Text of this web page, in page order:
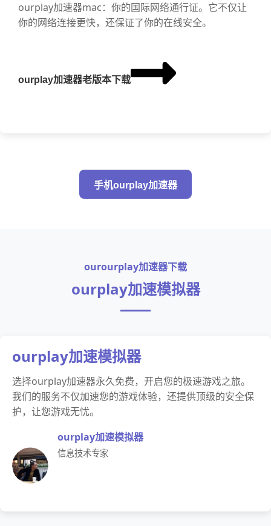
ourplay加速器mac：你的国际网络通行证。它不仅让
你的网络连接更快，还保证了你的在线安全。
ourplay加速器老版本下载
手机ourplay加速器
ourourplay加速器下载
ourplay加速模拟器
ourplay加速模拟器
选择ourplay加速器永久免费，开启您的极速游戏之旅。
我们的服务不仅加速您的游戏体验，还提供顶级的安全保
护，让您游戏无忧。
ourplay加速模拟器
信息技术专家